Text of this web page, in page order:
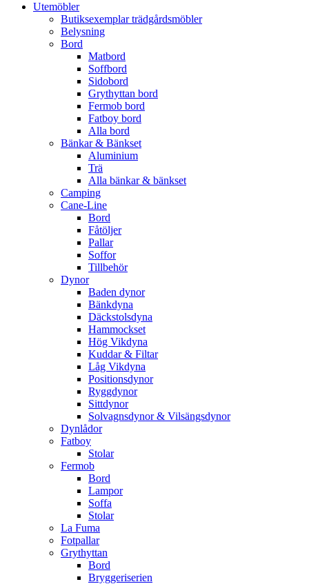
Utemöbler
Butiksexemplar trädgårdsmöbler
Belysning
Bord
Matbord
Soffbord
Sidobord
Grythyttan bord
Fermob bord
Fatboy bord
Alla bord
Bänkar & Bänkset
Aluminium
Trä
Alla bänkar & bänkset
Camping
Cane-Line
Bord
Fåtöljer
Pallar
Soffor
Tillbehör
Dynor
Baden dynor
Bänkdyna
Däckstolsdyna
Hammockset
Hög Vikdyna
Kuddar & Filtar
Låg Vikdyna
Positionsdynor
Ryggdynor
Sittdynor
Solvagnsdynor & Vilsängsdynor
Dynlådor
Fatboy
Stolar
Fermob
Bord
Lampor
Soffa
Stolar
La Fuma
Fotpallar
Grythyttan
Bord
Bryggeriserien